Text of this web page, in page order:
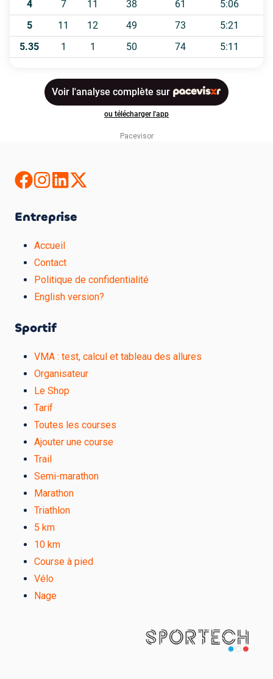
Pacevisor
Entreprise
Accueil
Contact
Politique de confidentialité
English version?
Sportif
VMA : test, calcul et tableau des allures
Organisateur
Le Shop
Tarif
Toutes les courses
Ajouter une course
Trail
Semi-marathon
Marathon
Triathlon
5 km
10 km
Course à pied
Vélo
Nage